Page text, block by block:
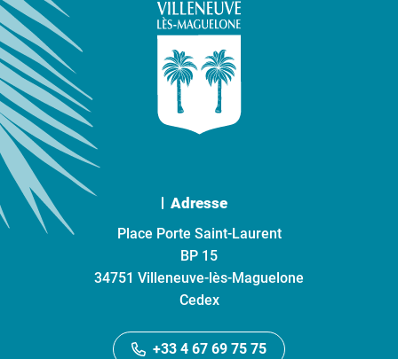
Adresse
Place Porte Saint-Laurent
BP 15
34751 Villeneuve-lès-Maguelone
Cedex
+33 4 67 69 75 75